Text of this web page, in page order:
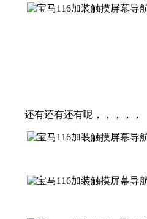
还有还有还有呢，，，，，